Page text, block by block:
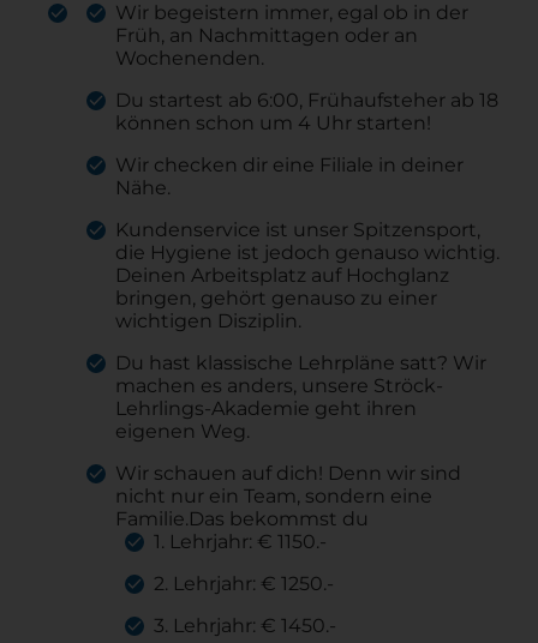
Wir begeistern immer, egal ob in der
Früh, an Nachmittagen oder an
Wochenenden.
Du startest ab 6:00, Frühaufsteher ab 18
können schon um 4 Uhr starten!
Wir checken dir eine Filiale in deiner
Nähe.
Kundenservice ist unser Spitzensport,
die Hygiene ist jedoch genauso wichtig.
Deinen Arbeitsplatz auf Hochglanz
bringen, gehört genauso zu einer
wichtigen Disziplin.
Du hast klassische Lehrpläne satt? Wir
machen es anders, unsere Ströck-
Lehrlings-Akademie geht ihren
eigenen Weg.
Wir schauen auf dich! Denn wir sind
nicht nur ein Team, sondern eine
Familie.Das bekommst du
1. Lehrjahr: € 1150.-
2. Lehrjahr: € 1250.-
3. Lehrjahr: € 1450.-